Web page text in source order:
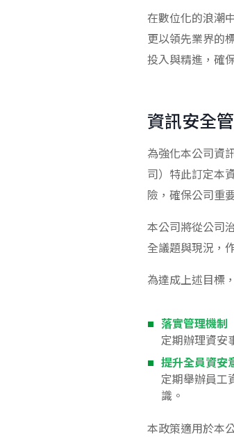
在數位化的浪潮
更以領先業界的
投入與精進，確
資訊安全
為強化本公司資
司）特此訂定本
險，確保公司重
本公司將從公司
全議題與現況，
為達成上述目標
落實管理機制
定期辦理資安
提升全員資安
定期舉辦員工
識。
本政策適用於本